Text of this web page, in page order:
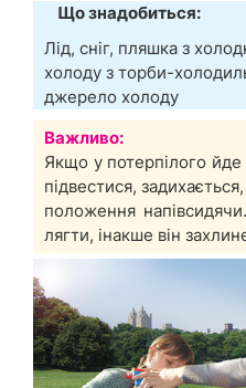
Що знадобиться:
Лід, сніг, пляшка з
холоду з торби-
джерело холоду
Важливо:
Якщо у потерпілого йде
підвестися,
положення
лягти, інакше він